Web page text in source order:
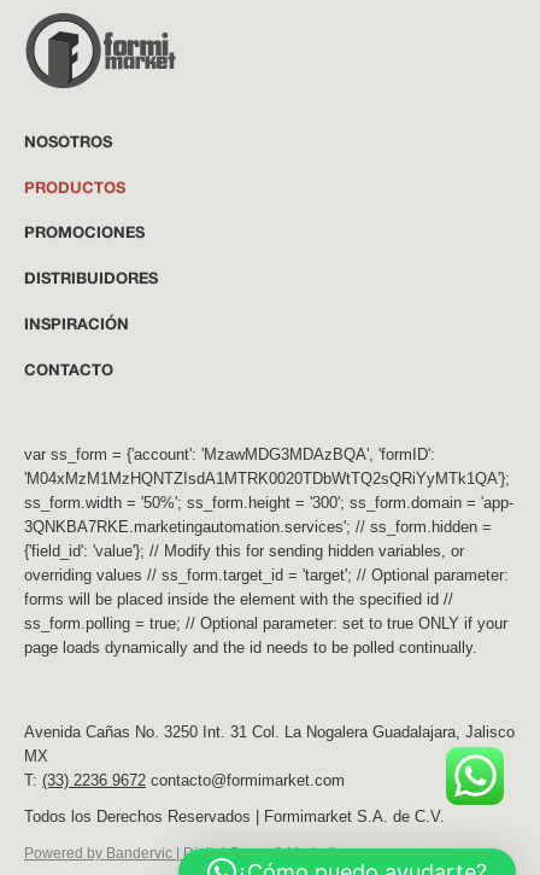
NOSOTROS
PRODUCTOS
PROMOCIONES
DISTRIBUIDORES
INSPIRACIÓN
CONTACTO
var ss_form = {'account': 'MzawMDG3MDAzBQA', 'formID':
'M04xMzM1MzHQNTZIsdA1MTRK0020TDbWtTQ2sQRiYyMTk1QA'};
ss_form.width = '50%'; ss_form.height = '300'; ss_form.domain = 'app-
3QNKBA7RKE.marketingautomation.services'; // ss_form.hidden =
{'field_id': 'value'}; // Modify this for sending hidden variables, or
overriding values // ss_form.target_id = 'target'; // Optional parameter:
forms will be placed inside the element with the specified id //
ss_form.polling = true; // Optional parameter: set to true ONLY if your
page loads dynamically and the id needs to be polled continually.
Avenida Cañas No. 3250 Int. 31 Col. La Nogalera Guadalajara, Jalisco
MX
T: (33) 2236 9672 contacto@formimarket.com
Todos los Derechos Reservados | Formimarket S.A. de C.V.
Powered by Bandervic | Digital Group & Marketing